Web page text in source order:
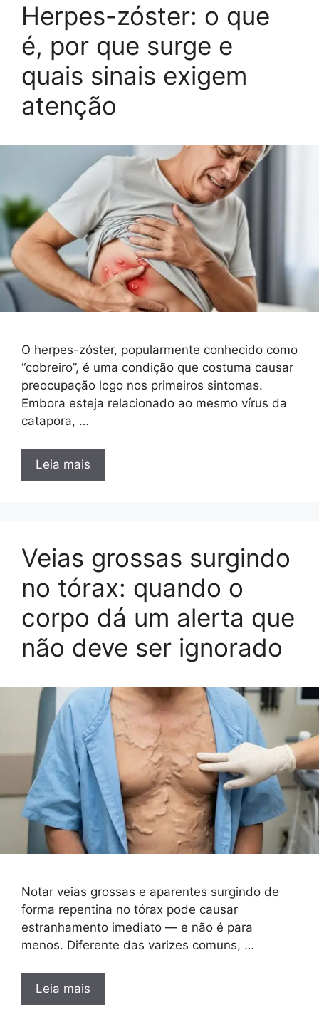
Herpes-zóster: o que
é, por que surge e
quais sinais exigem
atenção
O herpes-zóster, popularmente conhecido como
“cobreiro”, é uma condição que costuma causar
preocupação logo nos primeiros sintomas.
Embora esteja relacionado ao mesmo vírus da
catapora, …
Leia mais
Veias grossas surgindo
no tórax: quando o
corpo dá um alerta que
não deve ser ignorado
Notar veias grossas e aparentes surgindo de
forma repentina no tórax pode causar
estranhamento imediato — e não é para
menos. Diferente das varizes comuns, …
Leia mais